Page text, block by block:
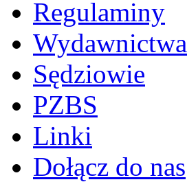
Regulaminy
Wydawnictwa
Sędziowie
PZBS
Linki
Dołącz do nas